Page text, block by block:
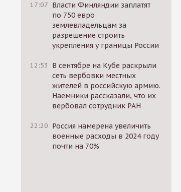
17:07 Власти Финляндии заплатят
по 750 евро
землевладельцам за
разрешение строить
укрепления у границы России
12:53
В сентябре на Кубе раскрыли
сеть вербовки местных
жителей в российскую армию.
Наемники рассказали, что их
вербовал сотрудник РАН
22:20 Россия намерена увеличить
военные расходы в 2024 году
почти на 70%